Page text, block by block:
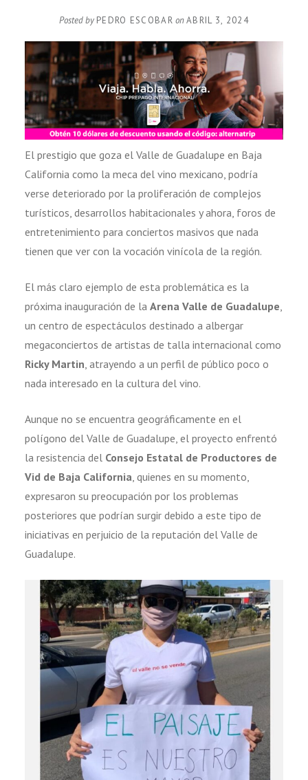
Posted by PEDRO ESCOBAR onABRIL 3, 2024
El prestigio que goza el Valle de Guadalupe en Baja
California como la meca del vino mexicano, podría
verse deteriorado por la proliferación de complejos
turísticos, desarrollos habitacionales y ahora, foros de
entretenimiento para conciertos masivos que nada
tienen que ver con la vocación vinícola de la región.
El más claro ejemplo de esta problemática es la
próxima inauguración de la Arena Valle de Guadalupe,
un centro de espectáculos destinado a albergar
megaconciertos de artistas de talla internacional como
Ricky Martin, atrayendo a un perfil de público poco o
nada interesado en la cultura del vino.
Aunque no se encuentra geográficamente en el
polígono del Valle de Guadalupe, el proyecto enfrentó
la resistencia del Consejo Estatal de Productores de
Vid de Baja California, quienes en su momento,
expresaron su preocupación por los problemas
posteriores que podrían surgir debido a este tipo de
iniciativas en perjuicio de la reputación del Valle de
Guadalupe.